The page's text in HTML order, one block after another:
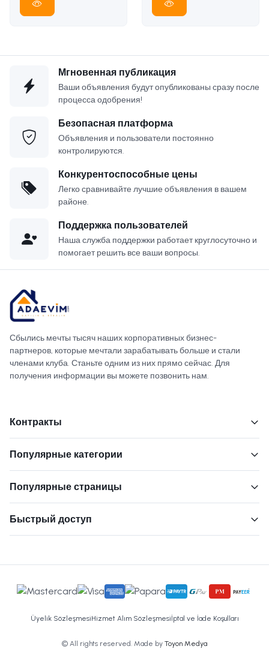
Мгновенная публикация
Ваши объявления будут опубликованы сразу после
процесса одобрения!
Безопасная платформа
Объявления и пользователи постоянно
контролируются.
Конкурентоспособные цены
Легко сравнивайте лучшие объявления в вашем
районе.
Поддержка пользователей
Наша служба поддержки работает круглосуточно и
помогает решить все ваши вопросы.
Сбылись мечты тысяч наших корпоративных бизнес-
партнеров, которые мечтали зарабатывать больше и стали
членами клуба. Станьте одним из них прямо сейчас. Для
получения информации вы можете позвонить нам.
Контракты
Популярные категории
Популярные страницы
Быстрый доступ
Üyelik SözleşmesiHizmet Alım Sözleşmesiİptal ve İade Koşulları
© All rights reserved. Made by Toyon Medya